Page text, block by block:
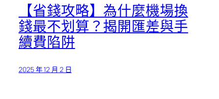
【省錢攻略】為什麼機場換
錢最不划算？揭開匯差與手
續費陷阱
2025 年 12 月 2 日